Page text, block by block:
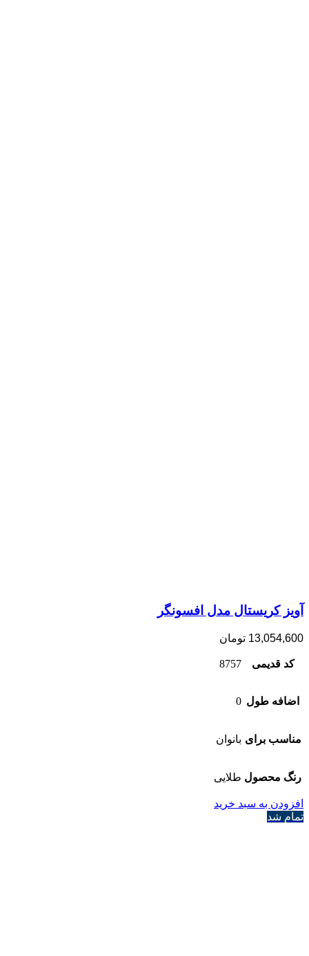
آویز کریستال مدل افسونگر
13,054,600 تومان
کد قدیمی 8757
اضافه طول 0
مناسب برای بانوان
رنگ محصول طلایی
افزودن به سبد خرید
تمام شد